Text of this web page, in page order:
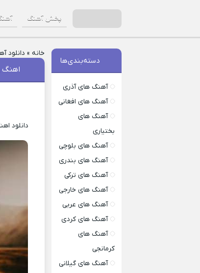
پخش آهنگ
خانه » دانلود
اهنگ
دانلود
دسته‌بندی‌ها
آهنگ های آذری
آهنگ های افغانی
آهنگ های
بختیاری
آهنگ های بلوچی
آهنگ های بندری
آهنگ های ترکی
آهنگ های خارجی
آهنگ های عربی
آهنگ های کردی
آهنگ های
کرمانجی
آهنگ های گیلانی